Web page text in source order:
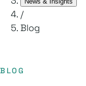
/
Blog
BLOG